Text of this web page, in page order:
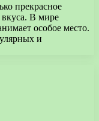
прекрасное
В мире
особое место.
и